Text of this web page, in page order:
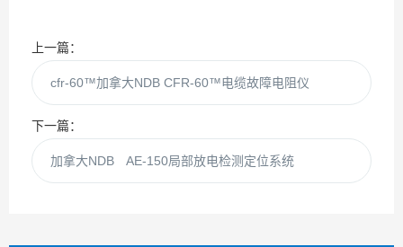
上一篇：
cfr-60™加拿大NDB CFR-60™电缆故障电阻仪
下一篇：
加拿大NDB AE-150局部放电检测定位系统